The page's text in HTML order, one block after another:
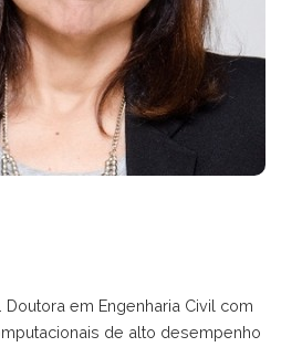
Doutora em Engenharia Civil com
de alto desempenho